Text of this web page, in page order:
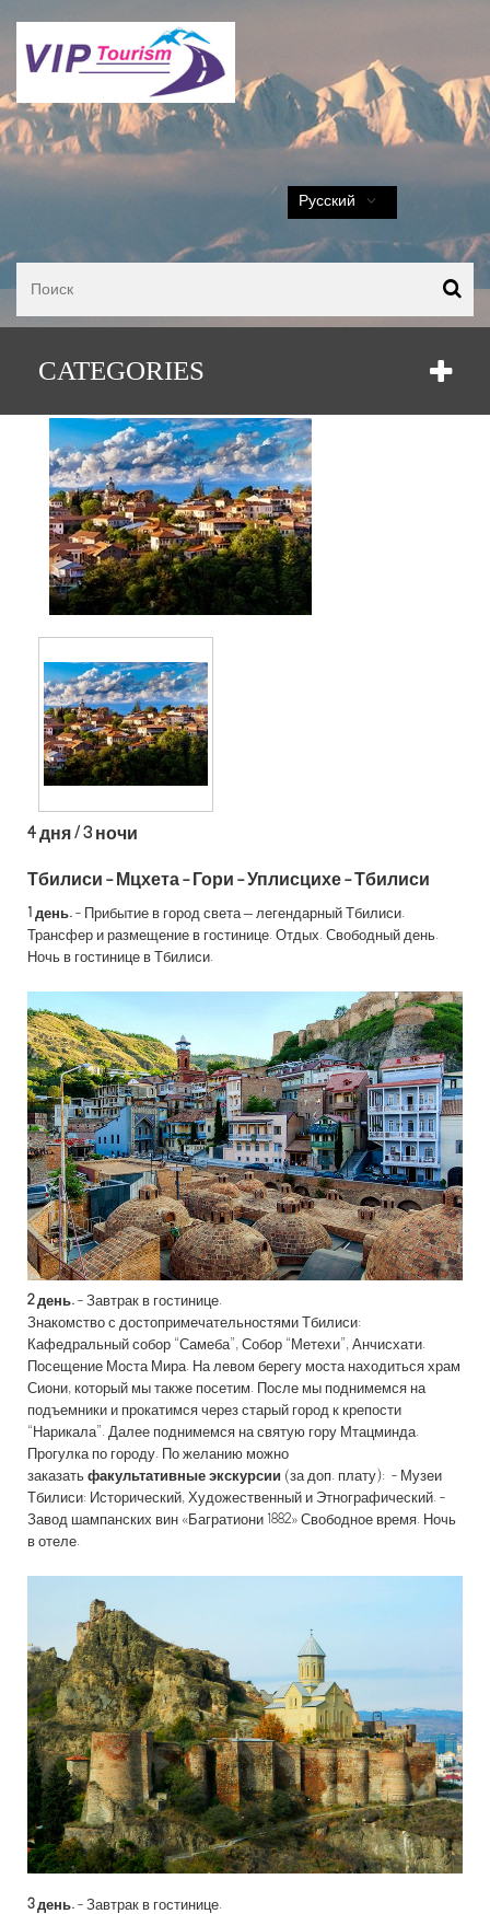
Русский
CATEGORIES
Эконом тур - Майские праздники
4 дня / 3 ночи
Тбилиси - Мцхета - Гори - Уплисцихе - Тбилиси
1 день. - Прибытие в город света – легендарный Тбилиси.
Трансфер и размещение в гостинице. Отдых. Свободный день.
Ночь в гостинице в Тбилиси.
2 день. - Завтрак в гостинице.
Знакомство с достопримечательностями Тбилиси:
Кафедральный собор “Самеба”, Собор “Метехи”, Анчисхати.
Посещение Моста Мира. На левом берегу моста находиться храм
Сиони, который мы также посетим. После мы поднимемся на
подъемники и прокатимся через старый город к крепости
“Нарикала”. Далее поднимемся на святую гору Мтацминда.
Прогулка по городу.
По желанию можно
заказать факультативные экскурсии (за доп. плату): - Музеи
Тбилиси: Исторический, Художественный и Этнографический. -
Завод шампанских вин «Багратиони 1882» Свободное время. Ночь
в отеле.
3 день. - Завтрак в гостинице.